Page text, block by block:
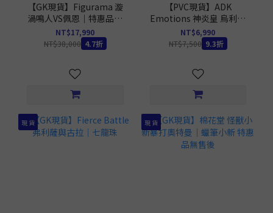
【GK現貨】Figurama 漩
渦鳴人VS佩恩｜特惠品無
售後
NT$17,990
NT$38,000 4.7折
【PVC現貨】ADK
Emotions 神炎皇 烏利亞
｜遊戲王GX
NT$6,990
NT$7,500 9.3折
現 貨 現 貨